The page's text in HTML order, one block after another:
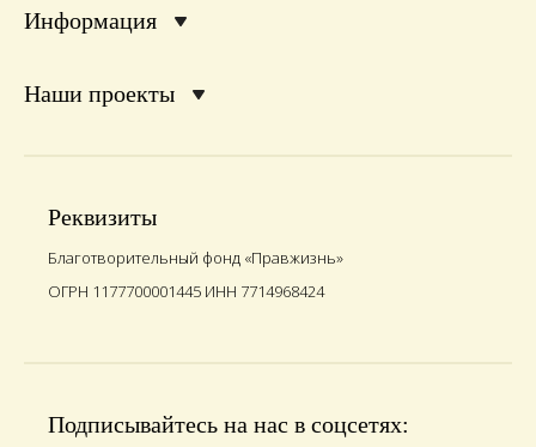
Информация
Наши проекты
Реквизиты
Благотворительный фонд «Правжизнь»
ОГРН 1177700001445 ИНН 7714968424
Подписывайтесь на нас в соцсетях: